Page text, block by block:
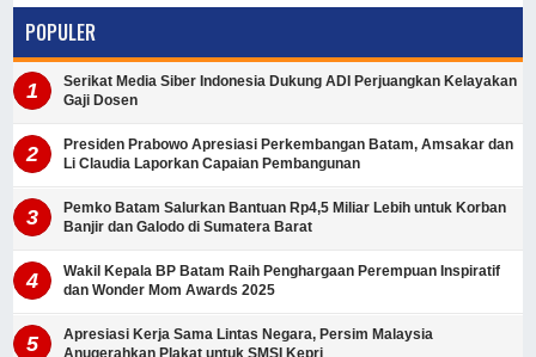
POPULER
Serikat Media Siber Indonesia Dukung ADI Perjuangkan Kelayakan
Gaji Dosen
Presiden Prabowo Apresiasi Perkembangan Batam, Amsakar dan
Li Claudia Laporkan Capaian Pembangunan
Pemko Batam Salurkan Bantuan Rp4,5 Miliar Lebih untuk Korban
Banjir dan Galodo di Sumatera Barat
Wakil Kepala BP Batam Raih Penghargaan Perempuan Inspiratif
dan Wonder Mom Awards 2025
Apresiasi Kerja Sama Lintas Negara, Persim Malaysia